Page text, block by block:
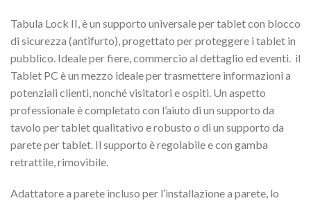
Tabula Lock II, è un supporto universale per tablet con blocco
di sicurezza (antifurto), progettato per proteggere i tablet in
pubblico. Ideale per fiere, commercio al dettaglio ed eventi. il
Tablet PC è un mezzo ideale per trasmettere informazioni a
potenziali clienti, nonché visitatori e ospiti. Un aspetto
professionale è completato con l’aiuto di un supporto da
tavolo per tablet qualitativo e robusto o di un supporto da
parete per tablet. Il supporto è regolabile e con gamba
retrattile, rimovibile.
Adattatore a parete incluso per l’installazione a parete, lo